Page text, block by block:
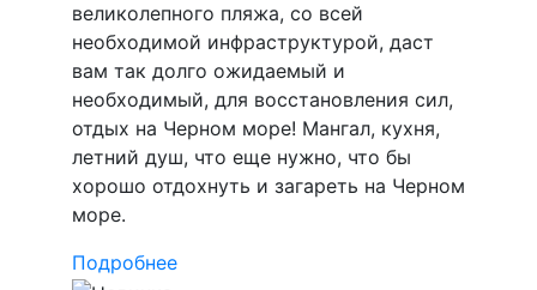
великолепного пляжа, со всей
необходимой инфраструктурой, даст
вам так долго ожидаемый и
необходимый, для восстановления сил,
отдых на Черном море! Мангал, кухня,
летний душ, что еще нужно, что бы
хорошо отдохнуть и загареть на Черном
море.
Подробнее